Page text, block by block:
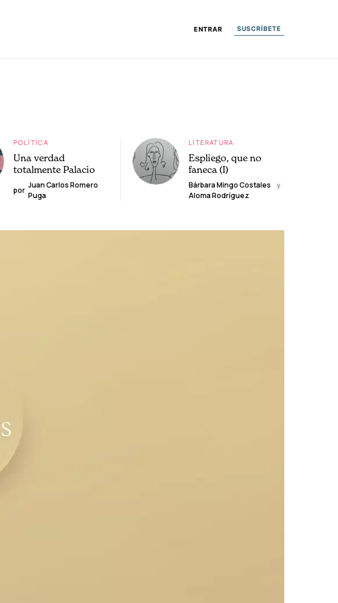
ENTRAR SUSCRÍBETE
POLÍTICA
Una verdad
totalmente Palacio
por
Juan Carlos Romero
Puga
LITERATURA
Espliego, que no
faneca (I)
Bárbara Mingo Costales
y
Aloma Rodríguez